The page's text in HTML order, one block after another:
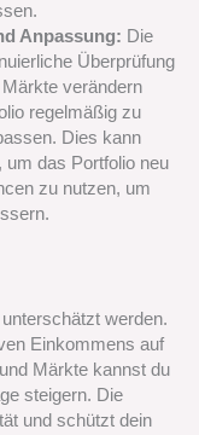
Anpassung: Die
Überprüfung
verändern
regelmäßig zu
Dies kann
um das Portfolio neu
zu nutzen, um
werden.
Einkommens auf
Märkte kannst du
steigern. Die
und schützt dein